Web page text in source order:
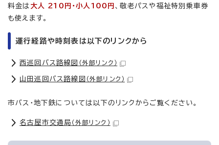
料金は 大人 210円・小人100円 、敬老パスや福祉特別乗車券
も使えます。
運行経路や時刻表は以下のリンクから
西巡回バス路線図 （外部リンク）
山田巡回バス路線図 （外部リンク）
市バス・地下鉄については以下のリンクからご覧ください。
名古屋市交通局 （外部リンク）